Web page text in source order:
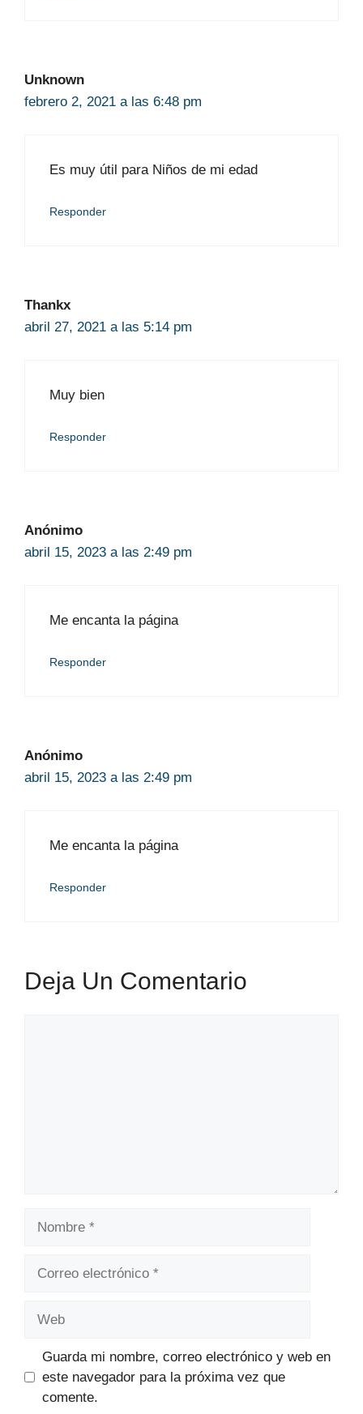
Unknown
febrero 2, 2021 a las 6:48 pm
Es muy útil para Niños de mi edad
Responder
Thankx
abril 27, 2021 a las 5:14 pm
Muy bien
Responder
Anónimo
abril 15, 2023 a las 2:49 pm
Me encanta la página
Responder
Anónimo
abril 15, 2023 a las 2:49 pm
Me encanta la página
Responder
Deja Un Comentario
Guarda mi nombre, correo electrónico y web en
este navegador para la próxima vez que
comente.